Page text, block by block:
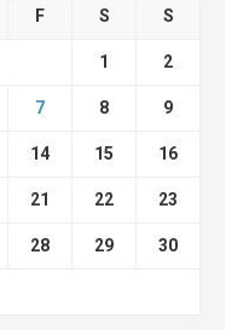
F S S
1 2
7 8 9
14 15 16
21 22 23
28 29 30